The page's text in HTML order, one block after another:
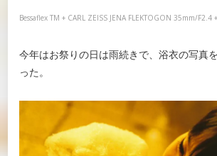
Bessaflex TM + CARL ZEISS JENA FLEKTOGON 35mm/F2.4
今年はお祭りの日は雨続きで、浴衣の写真
った。